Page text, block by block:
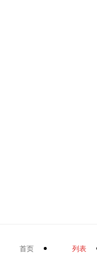
首页 列表